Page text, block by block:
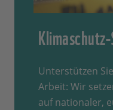
Unterstützen
Arbeit: Wir
auf nationaler,